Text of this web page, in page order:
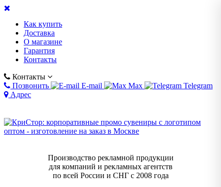
Как купить
Доставка
О магазине
Гарантия
Контакты
Контакты
Позвонить
E-mail Max
Telegram
Адрес
Производство рекламной продукции
для компаний и рекламных агентств
по всей России и СНГ с 2008 года